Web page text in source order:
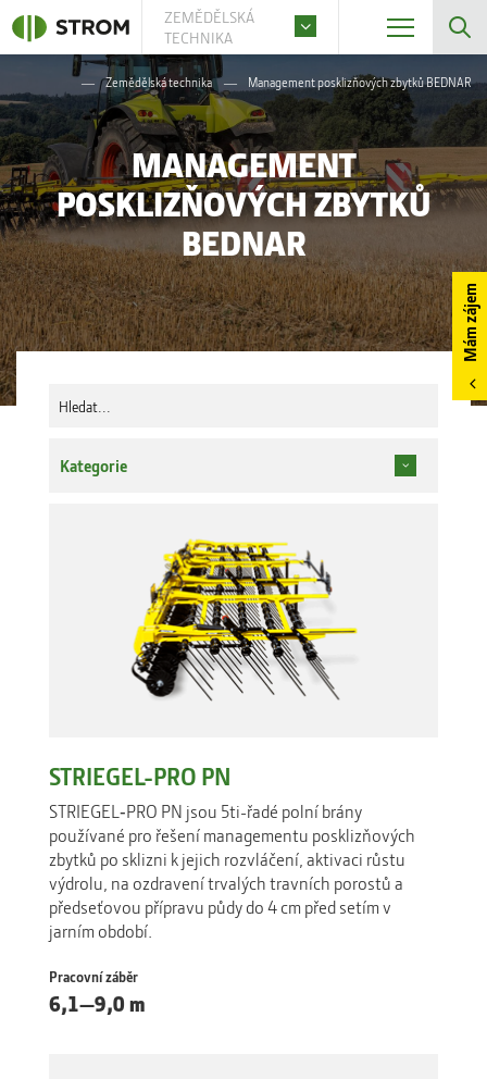
ZEMĚDĚLSKÁ
TECHNIKA
Zemědělská technika Management posklizňových zbytků BEDNAR
MANAGEMENT
POSKLIZŇOVÝCH ZBYTKŮ
BEDNAR
Kategorie
STRIEGEL-PRO PN
STRIEGEL‑PRO PN jsou 5ti-řadé polní brány
používané pro řešení managementu posklizňových
zbytků po sklizni k jejich rozvláčení, aktivaci růstu
výdrolu, na ozdravení trvalých travních porostů a
předseťovou přípravu půdy do 4 cm před setím v
jarním období.
Pracovní záběr
6,1—9,0 m
Mám zájem